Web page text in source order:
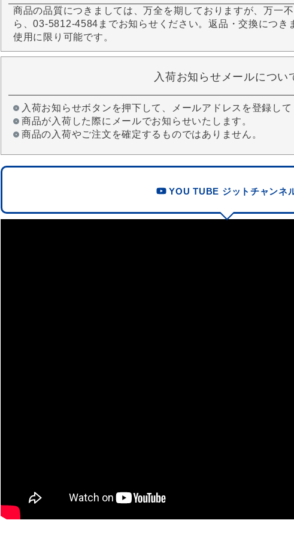
商品の品質につきましては、万全を期しておりますが、万一
ら、03-5812-4584までお知らせください。返品・交換につき
使用に限り可能です。
入荷お知らせメールについ
入荷お知らせボタンを押下して、メールアドレスを登録して
商品が入荷した際にメールでお知らせいたします。
商品の入荷やご注文を確定するものではありません。
YOU TUBE ジットチャンネ